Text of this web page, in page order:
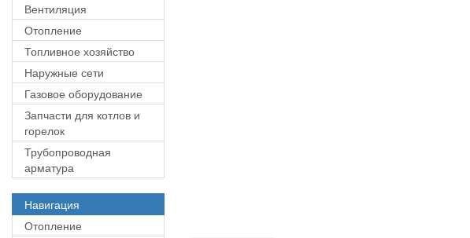
Вентиляция
Отопление
Топливное хозяйство
Наружные сети
Газовое оборудование
Запчасти для котлов и
горелок
Трубопроводная
арматура
Навигация
Отопление